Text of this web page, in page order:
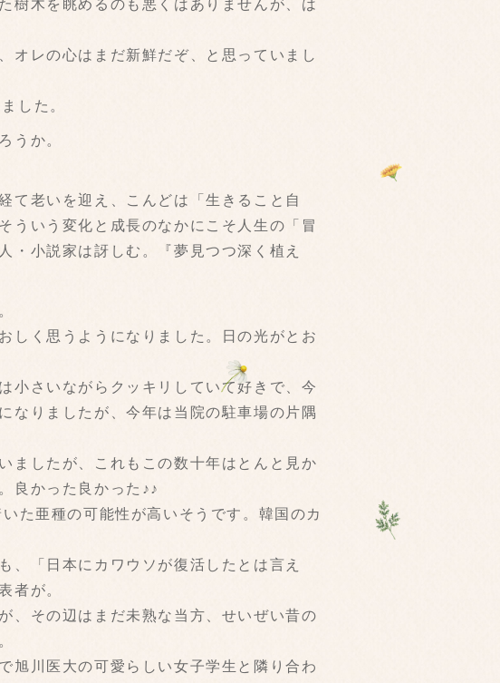
樹木を眺めるのも悪くはありませんが、は
オレの心はまだ新鮮だぞ、と思っていまし
した。
うか。
て老いを迎え、こんどは「生きること自
ういう変化と成長のなかにこそ人生の「冒
・小説家は訝しむ。『夢見つつ深く植え
しく思うようになりました。日の光がとお
小さいながらクッキリしていて好きで、今
なりましたが、今年は当院の駐車場の片隅
ましたが、これもこの数十年はとんと見か
良かった良かった♪♪
た亜種の可能性が高いそうです。韓国のカ
、「日本にカワウソが復活したとは言え
者が。
、その辺はまだ未熟な当方、せいぜい昔の
旭川医大の可愛らしい女子学生と隣り合わ